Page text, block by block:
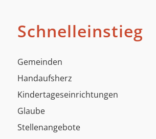
Schnelleinstieg
Gemeinden
Handaufsherz
Kindertageseinrichtungen
Glaube
Stellenangebote